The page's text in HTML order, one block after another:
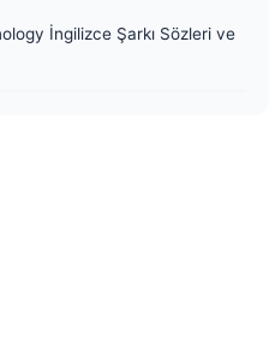
İngilizce Şarkı Sözleri ve